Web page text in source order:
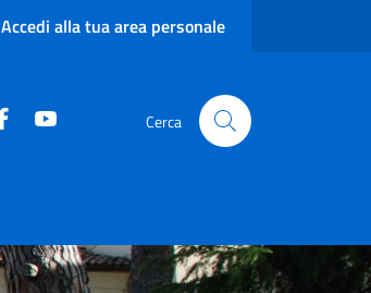
Accedi alla tua area personale
Facebook Cerca